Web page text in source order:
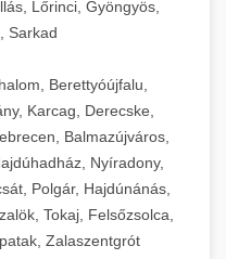
Lőrinci, Gyöngyös,
Sarkad
Berettyóújfalu,
Karcag, Derecske,
Balmazújváros,
Nyíradony,
Polgár, Hajdúnánás,
Tokaj, Felsőzsolca,
Zalaszentgrót